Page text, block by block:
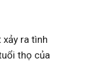
ra tình
thọ của